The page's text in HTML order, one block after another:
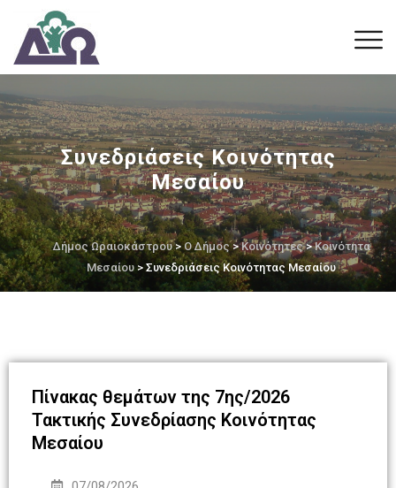
Συνεδριάσεις Κοινότητας
Μεσαίου
Δήμος Ωραιοκάστρου>Ο Δήμος>Κοινότητες>Κοινότητα
Μεσαίου > Συνεδριάσεις Κοινότητας Μεσαίου
Πίνακας θεμάτων της 7ης/2026
Τακτικής Συνεδρίασης Κοινότητας
Μεσαίου